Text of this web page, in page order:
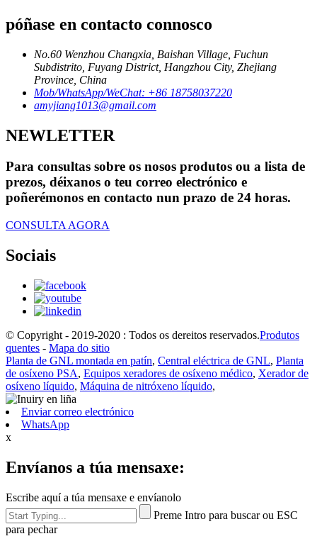
póñase en contacto connosco
No.60 Wenzhou Changxia, Baishan Village, Fuchun
Subdistrito, Fuyang District, Hangzhou City, Zhejiang
Province, China
Mob/WhatsApp/WeChat: +86 18758037220
amyjiang1013@gmail.com
NEWLETTER
Para consultas sobre os nosos produtos ou a lista de
prezos, déixanos o teu correo electrónico e
poñerémonos en contacto nun prazo de 24 horas.
CONSULTA AGORA
Sociais
© Copyright - 2019-2020 : Todos os dereitos reservados.Produtos
quentes - Mapa do sitio
Planta de GNL montada en patín, Central eléctrica de GNL, Planta
de osíxeno PSA, Equipos xeradores de osíxeno médico, Xerador de
osíxeno líquido, Máquina de nitróxeno líquido,
Enviar correo electrónico
WhatsApp
x
Envíanos a túa mensaxe:
Escribe aquí a túa mensaxe e envíanolo
Preme Intro para buscar ou ESC
para pechar